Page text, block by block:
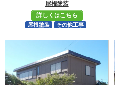
屋根塗装
詳しくはこちら
屋根塗装 その他工事